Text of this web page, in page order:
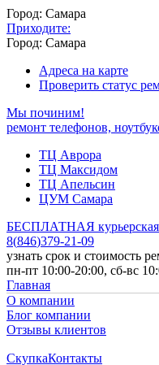
Город: Самара
Приходите:
Город: Самара
Адреса на карте
Проверить статус
Мы починим!
ремонт телефонов,
ТЦ Аврора
ТЦ Максидом
ТЦ Апельсин
ЦУМ Самара
БЕСПЛАТНАЯ курьерская
8(846)379-21-09
узнать срок и стоимость
пн-пт 10:00-20:00, сб-вс
Главная
О компании
Блог компании
Отзывы клиентов
СкупкаКонтакты